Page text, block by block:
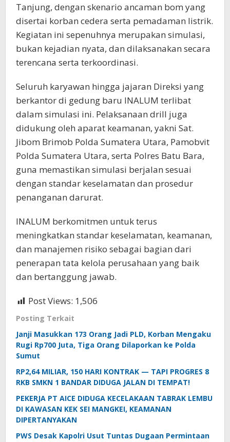
Tanjung, dengan skenario ancaman bom yang
disertai korban cedera serta pemadaman listrik.
Kegiatan ini sepenuhnya merupakan simulasi,
bukan kejadian nyata, dan dilaksanakan secara
terencana serta terkoordinasi.
Seluruh karyawan hingga jajaran Direksi yang
berkantor di gedung baru INALUM terlibat
dalam simulasi ini. Pelaksanaan drill juga
didukung oleh aparat keamanan, yakni Sat.
Jibom Brimob Polda Sumatera Utara, Pamobvit
Polda Sumatera Utara, serta Polres Batu Bara,
guna memastikan simulasi berjalan sesuai
dengan standar keselamatan dan prosedur
penanganan darurat.
INALUM berkomitmen untuk terus
meningkatkan standar keselamatan, keamanan,
dan manajemen risiko sebagai bagian dari
penerapan tata kelola perusahaan yang baik
dan bertanggung jawab.
Post Views: 1,506
Posting Terkait
Janji Masukkan 173 Orang Jadi PLD, Korban Mengaku
Rugi Rp700 Juta, Tiga Orang Dilaporkan ke Polda
Sumut
RP2,64 MILIAR, 150 HARI KONTRAK — TAPI PROGRES 8
RKB SMKN 1 BANDAR DIDUGA JALAN DI TEMPAT!
PEKERJA PT AICE DIDUGA KECELAKAAN TABRAK LEMBU
DI KAWASAN KEK SEI MANGKEI, KEAMANAN
DIPERTANYAKAN
PWS Desak Kapolri Usut Tuntas Dugaan Permintaan